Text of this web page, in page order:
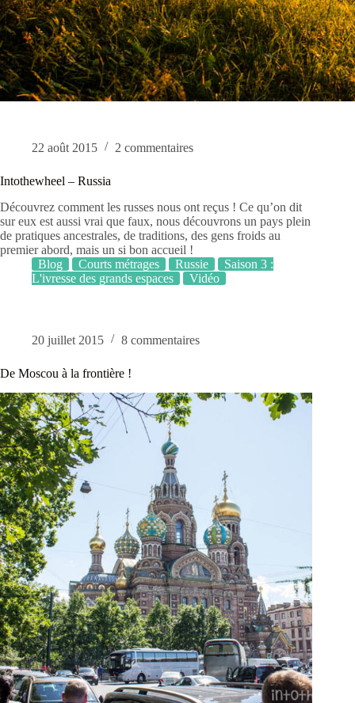
22 août 2015 2 commentaires
Intothewheel – Russia
Découvrez comment les russes nous ont reçus ! Ce qu’on dit
sur eux est aussi vrai que faux, nous découvrons un pays plein
de pratiques ancestrales, de traditions, des gens froids au
premier abord, mais un si bon accueil !
Blog
Courts métrages Russie
Saison 3 :
L'ivresse des grands espaces
Vidéo
20 juillet 2015 8 commentaires
De Moscou à la frontière !